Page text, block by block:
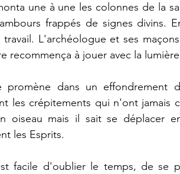
une à une les colonnes de la
frappés de signes divins.
travail. L'archéologue et ses
recommença à jouer avec la
dans un effondrement
les crépitements qui n'ont jamais
oiseau mais il sait se déplacer
les Esprits.
facile d'oublier le temps, de se